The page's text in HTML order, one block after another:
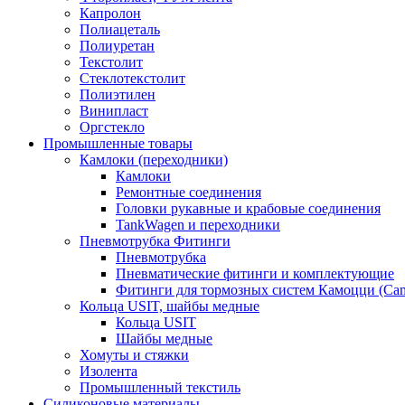
Капролон
Полиацеталь
Полиуретан
Текстолит
Стеклотекстолит
Полиэтилен
Винипласт
Оргстекло
Промышленные товары
Камлоки (переходники)
Камлоки
Ремонтные соединения
Головки рукавные и крабовые соединения
TankWagen и переходники
Пневмотрубка Фитинги
Пневмотрубка
Пневматические фитинги и комплектующие
Фитинги для тормозных систем Камоцци
Кольца USIT, шайбы медные
Кольца USIT
Шайбы медные
Хомуты и стяжки
Изолента
Промышленный текстиль